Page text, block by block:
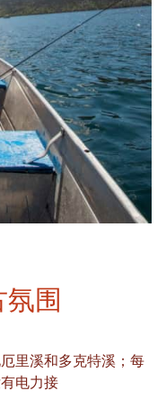
围
里溪和多克特溪；每
电力接